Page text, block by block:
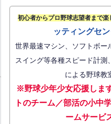
初心者からプロ野球志望者まで楽
ッティングセ
世界最速マシン、ソフトボー
スイング等各種スピード計測
による野球教
※野球少年少女応援しま
トのチーム／部活の小中
ームサービ